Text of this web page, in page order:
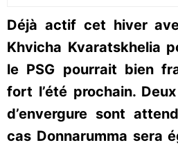
Déjà actif cet hiver
Khvicha Kvaratskhelia
le PSG pourrait bien
fort l’été prochain.
d’envergure sont
cas Donnarumma sera